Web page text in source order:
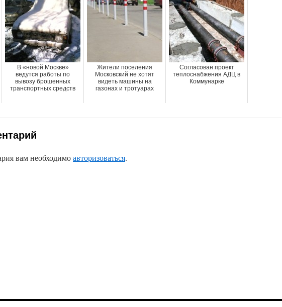
В «новой Москве»
ведутся работы по
вывозу брошенных
транспортных средств
Жители поселения
Московский не хотят
видеть машины на
газонах и тротуарах
Согласован проект
теплоснабжения АДЦ в
Коммунарке
вам необходимоавторизоваться.